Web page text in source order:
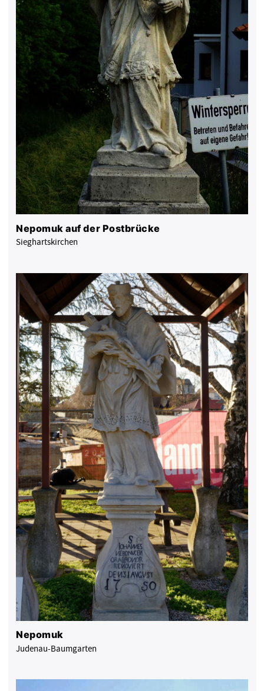
Nepomuk auf der Postbrücke
Sieghartskirchen
Nepomuk
Judenau-Baumgarten